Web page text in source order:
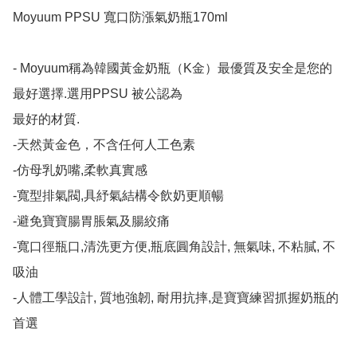
Moyuum PPSU 寬口防漲氣奶瓶170ml
- Moyuum稱為韓國黃金奶瓶（K金）最優質及安全是您的
最好選擇.選用PPSU 被公認為
最好的材質.
-天然黃金色，不含任何人工色素
-仿母乳奶嘴,柔軟真實感
-寬型排氣閥,具紓氣結構令飲奶更順暢
-避免寶寶腸胃脹氣及腸絞痛
-寬口徑瓶口,清洗更方便,瓶底圓角設計, 無氣味, 不粘膩, 不
吸油
-人體工學設計, 質地強韌, 耐用抗摔,是寶寶練習抓握奶瓶的
首選